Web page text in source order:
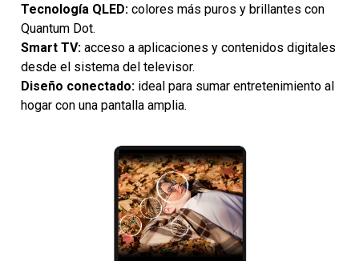
Tecnología QLED: colores más puros y brillantes con
Quantum Dot.
Smart TV: acceso a aplicaciones y contenidos digitales
desde el sistema del televisor.
Diseño conectado: ideal para sumar entretenimiento al
hogar con una pantalla amplia.